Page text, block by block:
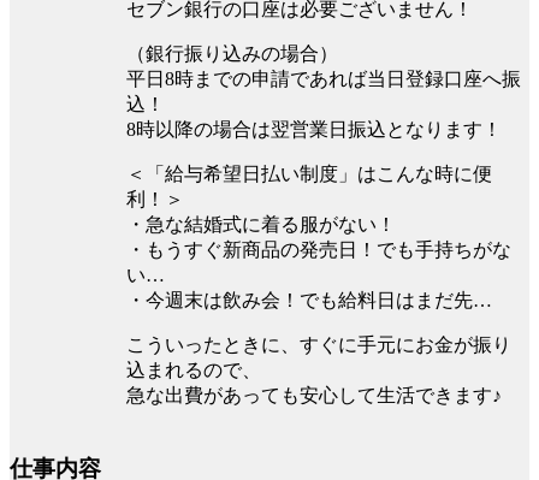
セブン銀行の口座は必要ございません！
（銀行振り込みの場合）
平⽇8時までの申請であれば当⽇登録口座へ振
込！
8時以降の場合は翌営業⽇振込となります！
＜「給与希望日払い制度」はこんな時に便
利！＞
・急な結婚式に着る服がない！
・もうすぐ新商品の発売日！でも手持ちがな
い…
・今週末は飲み会！でも給料日はまだ先…
こういったときに、すぐに手元にお金が振り
込まれるので、
急な出費があっても安心して生活できます♪
仕事内容